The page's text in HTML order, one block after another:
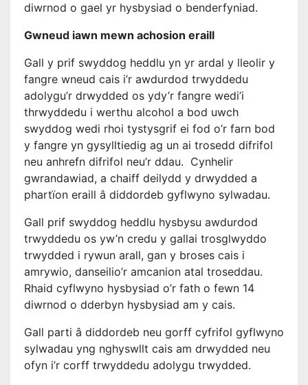
diwrnod o gael yr hysbysiad o benderfyniad.
Gwneud iawn mewn achosion eraill
Gall y prif swyddog heddlu yn yr ardal y lleolir y
fangre wneud cais i’r awdurdod trwyddedu
adolygu’r drwydded os ydy’r fangre wedi’i
thrwyddedu i werthu alcohol a bod uwch
swyddog wedi rhoi tystysgrif ei fod o’r farn bod
y fangre yn gysylltiedig ag un ai trosedd difrifol
neu anhrefn difrifol neu’r ddau. Cynhelir
gwrandawiad, a chaiff deilydd y drwydded a
phartïon eraill â diddordeb gyflwyno sylwadau.
Gall prif swyddog heddlu hysbysu awdurdod
trwyddedu os yw’n credu y gallai trosglwyddo
trwydded i rywun arall, gan y broses cais i
amrywio, danseilio’r amcanion atal troseddau.
Rhaid cyflwyno hysbysiad o’r fath o fewn 14
diwrnod o dderbyn hysbysiad am y cais.
Gall parti â diddordeb neu gorff cyfrifol gyflwyno
sylwadau yng nghyswllt cais am drwydded neu
ofyn i’r corff trwyddedu adolygu trwydded.